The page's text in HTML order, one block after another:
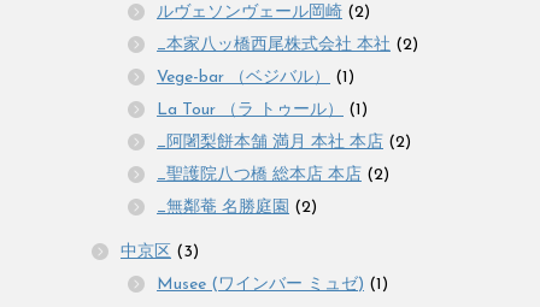
ルヴェソンヴェール岡崎 (2)
_本家八ッ橋西尾株式会社 本社 (2)
Vege-bar （ベジバル）
(1)
La Tour （ラ トゥール）
(1)
_阿闍梨餅本舗 満月 本社 本店 (2)
_聖護院八つ橋 総本店 本店 (2)
_無鄰菴 名勝庭園 (2)
中京区 (3)
Musee (ワインバー ミュゼ) (1)